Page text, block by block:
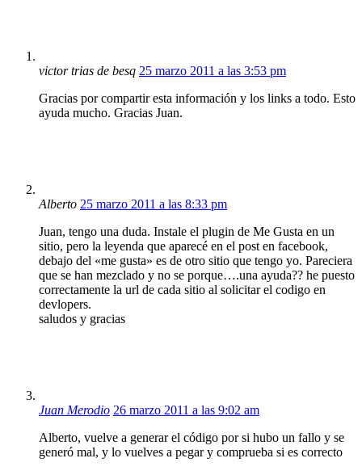
victor trias de besq 25 marzo 2011 a las 3:53 pm
Gracias por compartir esta información y los links a todo. Esto
ayuda mucho. Gracias Juan.
Alberto 25 marzo 2011 a las 8:33 pm
Juan, tengo una duda. Instale el plugin de Me Gusta en un
sitio, pero la leyenda que aparecé en el post en facebook,
debajo del «me gusta» es de otro sitio que tengo yo. Pareciera
que se han mezclado y no se porque….una ayuda?? he puesto
correctamente la url de cada sitio al solicitar el codigo en
devlopers.
saludos y gracias
Juan Merodio 26 marzo 2011 a las 9:02 am
Alberto, vuelve a generar el código por si hubo un fallo y se
generó mal, y lo vuelves a pegar y comprueba si es correcto